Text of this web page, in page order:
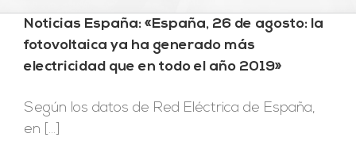
Noticias España: «España, 26 de agosto: la
fotovoltaica ya ha generado más
electricidad que en todo el año 2019»
Según los datos de Red Eléctrica de España,
en [...]